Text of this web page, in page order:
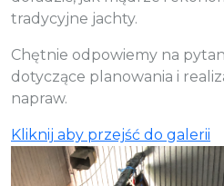
tradycyjne jachty.
Chętnie odpowiemy na
dotyczące planowania i
napraw.
Kliknij aby przejść do galerii